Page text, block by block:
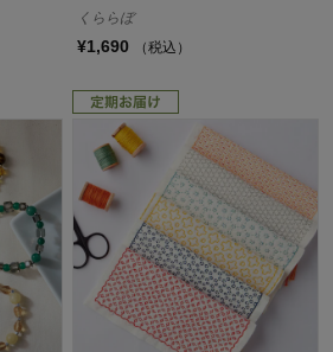
くららぼ
¥1,690 （税込）